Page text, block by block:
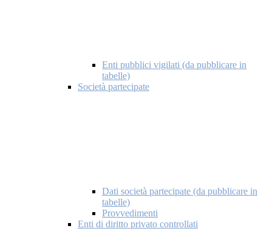
Enti pubblici vigilati (da pubblicare in
tabelle)
Società partecipate
Dati società partecipate (da pubblicare in
tabelle)
Provvedimenti
Enti di diritto privato controllati